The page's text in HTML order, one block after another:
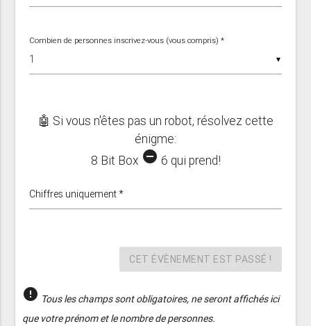
▼
Combien de personnes inscrivez-vous (vous compris) *
🤖 Si vous n'êtes pas un robot, résolvez cette
énigme:
8 Bit Box remove_circle 6 qui prend!
Chiffres uniquement *
CET ÉVÈNEMENT EST PASSÉ !
error Tous les champs sont obligatoires, ne seront affichés ici
que votre prénom et le nombre de personnes.